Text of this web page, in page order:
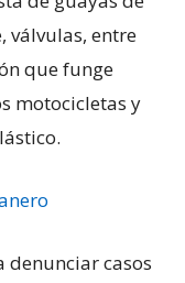
válvulas, entre
que funge
motocicletas y
casos